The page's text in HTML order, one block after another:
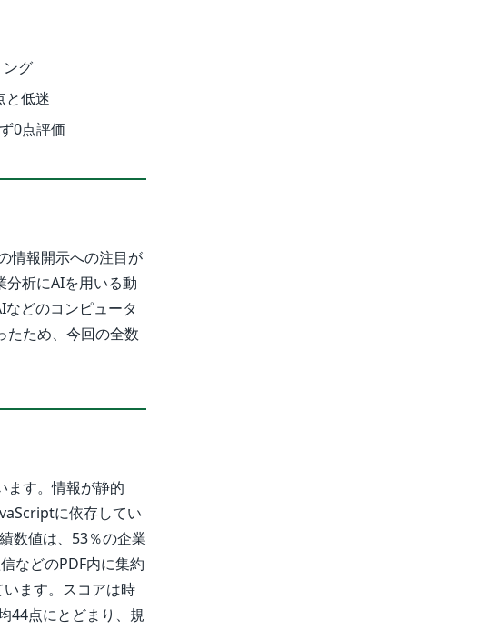
グ
と低迷
0点評価
情報開示への注目が
分析にAIを用いる動
どのコンピュータ
たため、今回の全数
ます。情報が静的
に依存してい
数値は、53％の企業
などのPDF内に集約
ます。スコアは時
44点にとどまり、規